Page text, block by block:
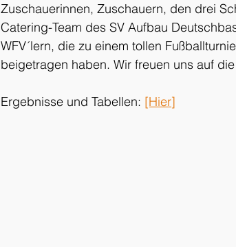
Zuschauerinnen, Zuschauern, den drei
Catering-Team des SV Aufbau
WFV´lern, die zu einem tollen
beigetragen haben. Wir freuen uns auf
Ergebnisse und Tabellen: [Hier]